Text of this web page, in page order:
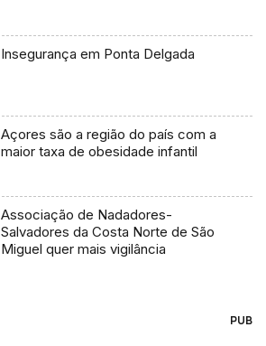
Insegurança em Ponta Delgada
Açores são a região do país com a
maior taxa de obesidade infantil
Associação de Nadadores-
Salvadores da Costa Norte de São
Miguel quer mais vigilância
PUB